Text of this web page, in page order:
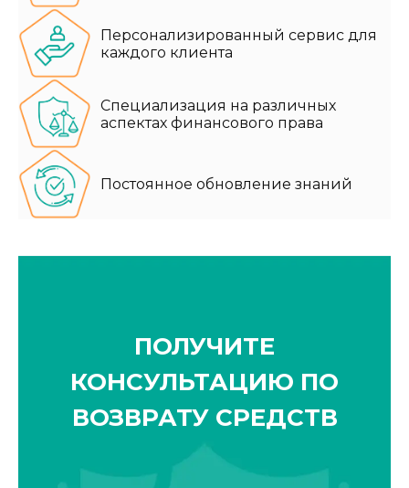
Персонализированный сервис для
каждого клиента
Специализация на различных
аспектах финансового права
Постоянное обновление знаний
ПОЛУЧИТЕ
КОНСУЛЬТАЦИЮ ПО
ВОЗВРАТУ СРЕДСТВ